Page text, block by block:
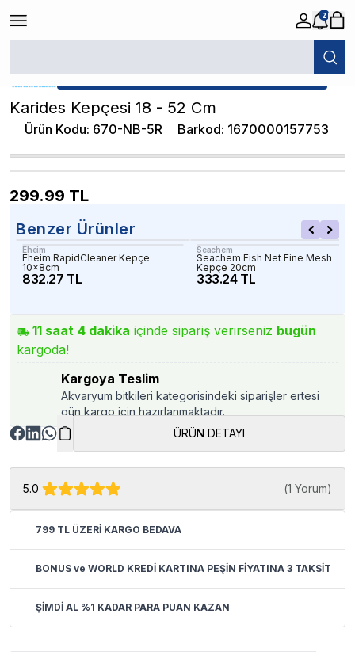
2
/
★ Atakan Petshop, Diğer yetkili satıcısıdır.
Karides Kepçesi 18 - 52 Cm
Ürün Kodu: 670-NB-5R Barkod: 1670000157753
299.99 TL
Benzer Ürünler
Eheim
Eheim RapidCleaner Kepçe
10x8cm
832.27 TL
Seachem
Seachem Fish Net Fine Mesh
Kepçe 20cm
333.24 TL
11 saat 4 dakika içinde sipariş verirseniz bugün
kargoda!
Kargoya Teslim
Akvaryum bitkileri kategorisindeki siparişler ertesi
gün kargo için hazırlanmaktadır.
ÜRÜN DETAYI
5.0 (1 Yorum)
799 TL ÜZERİ KARGO BEDAVA
BONUS ve WORLD KREDİ KARTINA PEŞİN FİYATINA 3 TAKSİT
ŞİMDİ AL %1 KADAR PARA PUAN KAZAN